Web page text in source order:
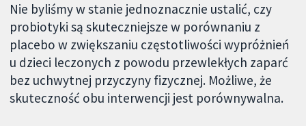
Nie byliśmy w stanie jednoznacznie ustalić, czy
probiotyki są skuteczniejsze w porównaniu z
placebo w zwiększaniu częstotliwości wypróżnień
u dzieci leczonych z powodu przewlekłych zaparć
bez uchwytnej przyczyny fizycznej. Możliwe, że
skuteczność obu interwencji jest porównywalna.